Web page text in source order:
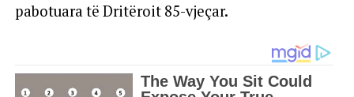
pabotuara të Dritëroit 85-vjeçar.